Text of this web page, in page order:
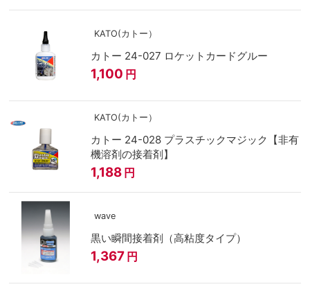
KATO(カトー）
カトー 24-027 ロケットカードグルー
1,100 円
KATO(カトー）
カトー 24-028 プラスチックマジック【非有
機溶剤の接着剤】
1,188 円
wave
黒い瞬間接着剤（高粘度タイプ）
1,367 円